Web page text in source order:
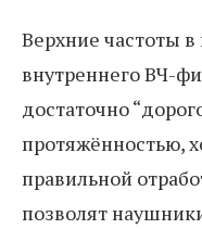
Верхние частоты
внутреннего ВЧ-
достаточно
протяжённостью,
правильной
позволят